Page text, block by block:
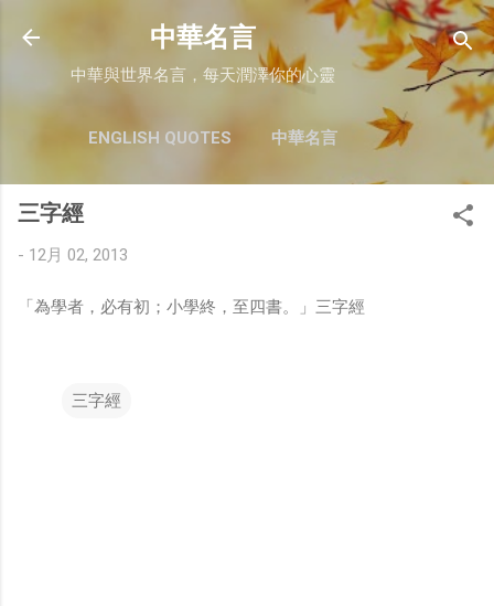
跳至主要內容
中華名言
中華與世界名言，每天潤澤你的心靈
ENGLISH QUOTES 中華名言
三字經
- 12月 02, 2013
「為學者，必有初；小學終，至四書。」三字經
三字經